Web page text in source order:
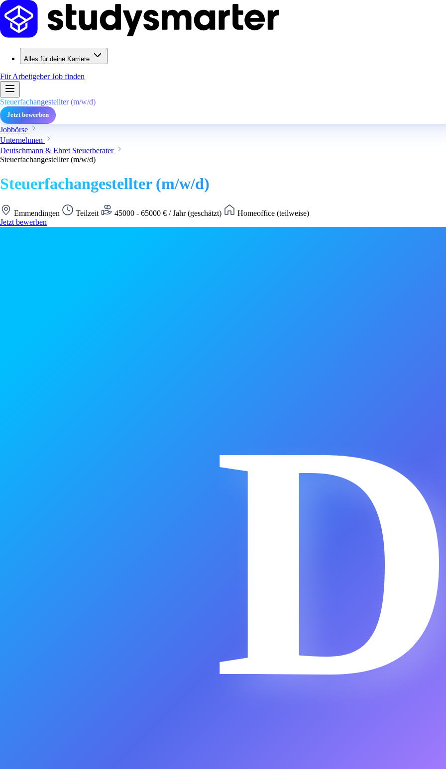
Alles für deine Karriere
Für ArbeitgeberJob finden
Steuerfachangestellter (m/w/d)
Jetzt bewerben
Jobbörse
Unternehmen
Deutschmann & Ehret Steuerberater
Steuerfachangestellter (m/w/d)
Steuerfachangestellter (m/w/d)
Emmendingen Teilzeit 45000 - 65000 € / Jahr (geschätzt)
Homeoffice (teilweise)
Jetzt bewerben